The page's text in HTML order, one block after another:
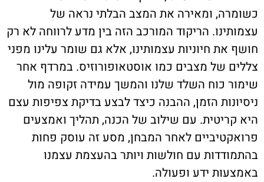
כשומרה, ומאירה את המצב הבלתי נראה של
עצמותינו. הריקוד המורכב הזה בין מדע לרווחה לא רק
חושף את חיוניות עצמותינו, אלא גם שומר עלינו מפני
צללים של מצבים כמו אוסטאופורוזיס. במרדף אחר
שימור כוח השלד שלנו והמשך עמידה זקופה מול
ניסיונות הזמן, ההבנה כיצד לבצע בדיקת צפיפות עצם
היא קריטית. עם שילוב של הכנה, תהליך ואמצעים
פרואקטיביים לאחר המבחן, מסע זה עוסק פחות
בהתמודדות עם חולשות ויותר בהעצמת עצמנו
באמצעות ידע ופעולה.